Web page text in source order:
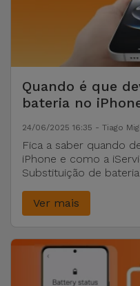
Quando é que
bateria no
24/06/2025 16:35 - Tiago
Fica a saber quando
iPhone e como a
Substituição de
Ver mais